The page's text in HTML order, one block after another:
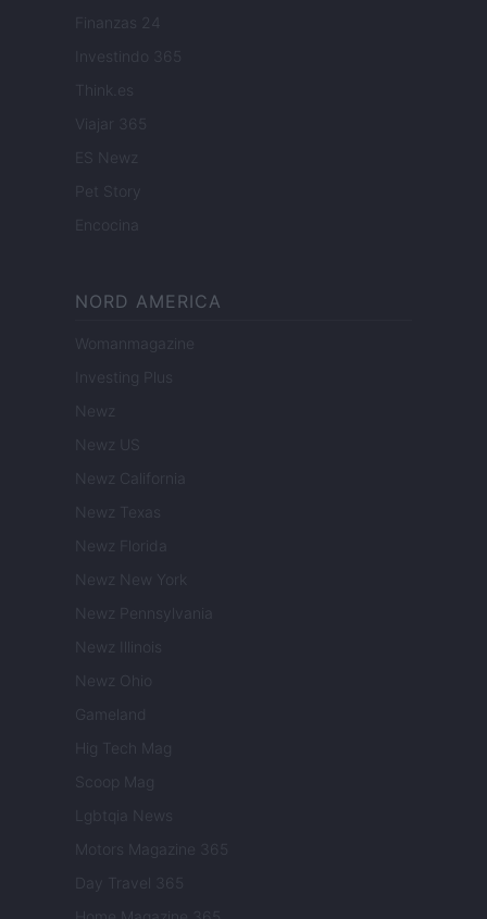
Finanzas 24
Investindo 365
Think.es
Viajar 365
ES Newz
Encocina
NORD AMERICA
Womanmagazine
Investing Plus
Newz
Newz US
Newz California
Newz Texas
Newz Florida
Newz New York
Newz Pennsylvania
Newz Illinois
Newz Ohio
Gameland
Hig Tech Mag
Scoop Mag
Lgbtqia News
Motors Magazine 365
Day Travel 365